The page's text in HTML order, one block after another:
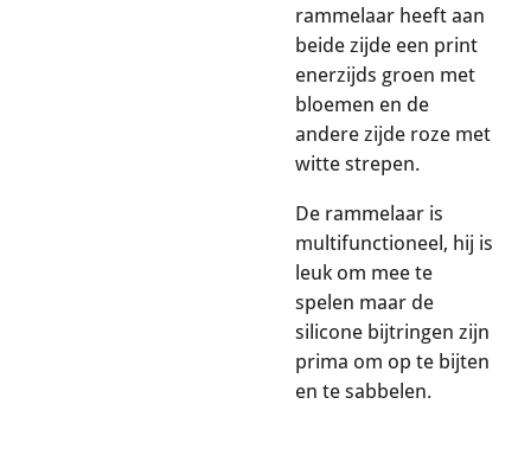
rammelaar heeft aan
beide zijde een print
enerzijds groen met
bloemen en de
andere zijde roze met
witte strepen.
De rammelaar is
multifunctioneel, hij is
leuk om mee te
spelen maar de
silicone bijtringen zijn
prima om op te bijten
en te sabbelen.